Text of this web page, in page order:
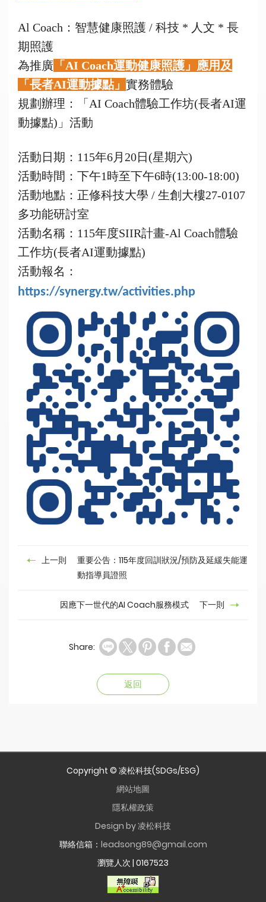
Al Coach：智慧健康照護 / 科技 * 人文 * 長
期照護
為推廣 「AI Coach運動健康照護」應用及
「長者AI運動據點」 實務體驗
規劃辦理：「AI Coach體驗工作坊(長者AI運
動據點)」活動
活動日期：115年6月20日(星期六)
活動時間：下午1時至下午6時(13:00-18:00)
活動地點：正修科技大學 / 生創大樓27-0107
多功能研討室
活動名稱：115年度SIIR計畫-Al Coach體驗
工作坊(長者AI運動據點)
活動報名：
https://synergy.tw/activities.php
上一則
重要公告：115年度回訓狀況/預防及延緩失能運
動指導員證照
下一則
因應下一世代的AI Coach服務模式
Share:
返回
Copyright © 凌松科技(SDGs/ESG)
網站地圖
隱私權政策
Design by 凌松科技
聯絡信箱： leadsong89@gmail.com
瀏覽人次 | 0167523